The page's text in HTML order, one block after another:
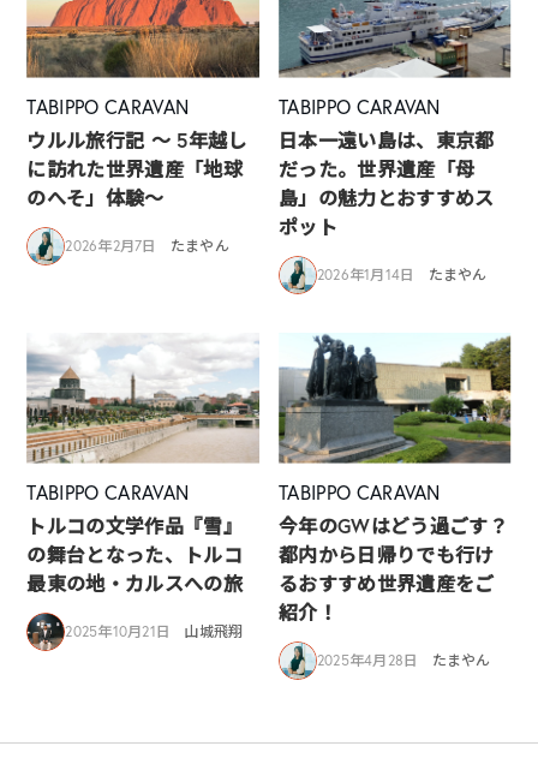
TABIPPO CARAVAN
ウルル旅行記 ～ 5年越し
に訪れた世界遺産「地球
のへそ」体験～
2026年2月7日 たまやん
TABIPPO CARAVAN
日本一遠い島は、東京都
だった。世界遺産「母
島」の魅力とおすすめス
ポット
2026年1月14日 たまやん
TABIPPO CARAVAN
トルコの文学作品『雪』
の舞台となった、トルコ
最東の地・カルスへの旅
2025年10月21日 山城飛翔
TABIPPO CARAVAN
今年のGWはどう過ごす？
都内から日帰りでも行け
るおすすめ世界遺産をご
紹介！
2025年4月28日 たまやん